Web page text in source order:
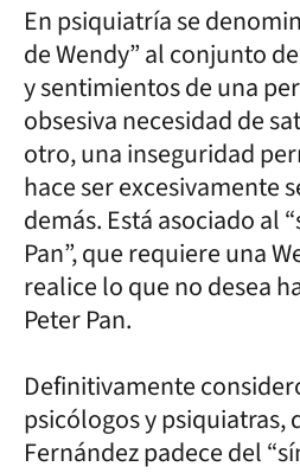
En psiquiatría se
de Wendy” al conjunto
y sentimientos de una
obsesiva necesidad de
otro, una inseguridad
hace ser excesivamente
demás. Está asociado al
Pan”, que requiere una
realice lo que no desea
Peter Pan.
Definitivamente
psicólogos y psiquiatras,
Fernández padece del